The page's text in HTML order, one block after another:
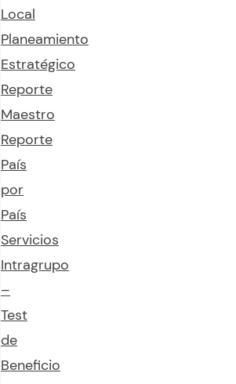
Local
Planeamiento
Estratégico
Reporte
Maestro
Reporte
País
por
País
Servicios
Intragrupo
–
Test
de
Beneficio